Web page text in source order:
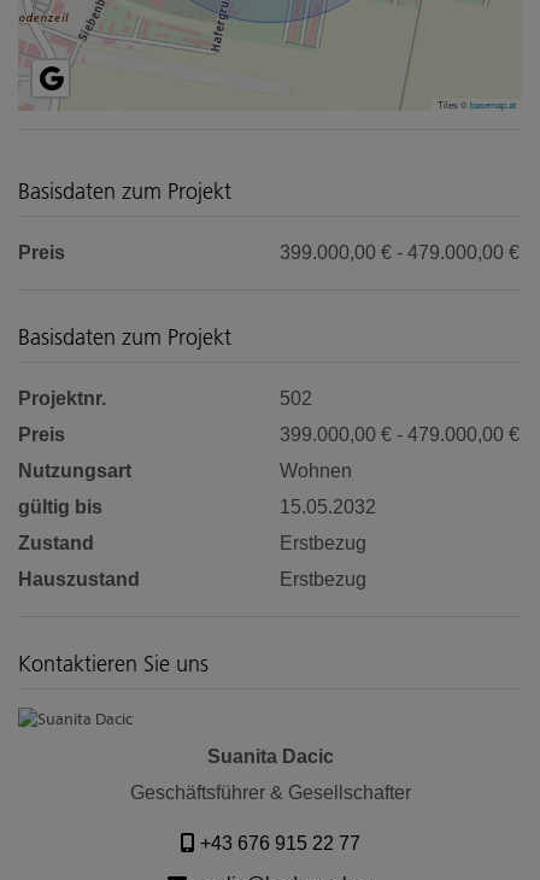
Tiles ©basemap.at
Basisdaten zum Projekt
Preis 399.000,00 € - 479.000,00 €
Basisdaten zum Projekt
Projektnr.
502
Preis
399.000,00 € - 479.000,00 €
Nutzungsart
Wohnen
gültig bis
15.05.2032
Zustand
Erstbezug
Hauszustand
Erstbezug
Kontaktieren Sie uns
Suanita Dacic
Geschäftsführer & Gesellschafter
+43 676 915 22 77